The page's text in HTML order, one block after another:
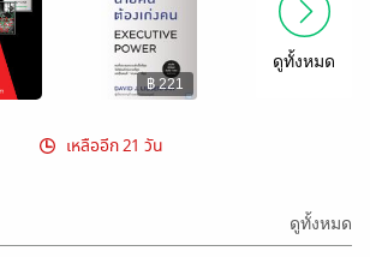
฿ 221
ดูทั้งหมด
เหลืออีก 21 วัน
ดูทั้งหมด